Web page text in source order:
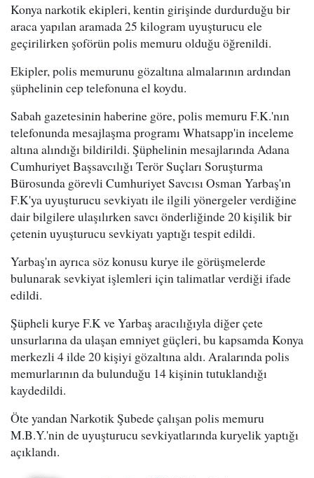
Konya narkotik ekipleri, kentin girişinde durdurduğu bir
araca yapılan aramada 25 kilogram uyuşturucu ele
geçirilirken şoförün polis memuru olduğu öğrenildi.
Ekipler, polis memurunu gözaltına almalarının ardından
şüphelinin cep telefonuna el koydu.
Sabah gazetesinin haberine göre, polis memuru F.K.'nın
telefonunda mesajlaşma programı Whatsapp'in inceleme
altına alındığı bildirildi. Şüphelinin mesajlarında Adana
Cumhuriyet Başsavcılığı Terör Suçları Soruşturma
Bürosunda görevli Cumhuriyet Savcısı Osman Yarbaş'ın
F.K'ya uyuşturucu sevkiyatı ile ilgili yönergeler verdiğine
dair bilgilere ulaşılırken savcı önderliğinde 20 kişilik bir
çetenin uyuşturucu sevkiyatı yaptığı tespit edildi.
Yarbaş'ın ayrıca söz konusu kurye ile görüşmelerde
bulunarak sevkiyat işlemleri için talimatlar verdiği ifade
edildi.
Şüpheli kurye F.K ve Yarbaş aracılığıyla diğer çete
unsurlarına da ulaşan emniyet güçleri, bu kapsamda Konya
merkezli 4 ilde 20 kişiyi gözaltına aldı. Aralarında polis
memurlarının da bulunduğu 14 kişinin tutuklandığı
kaydedildi.
Öte yandan Narkotik Şubede çalışan polis memuru
M.B.Y.'nin de uyuşturucu sevkiyatlarında kuryelik yaptığı
açıklandı.